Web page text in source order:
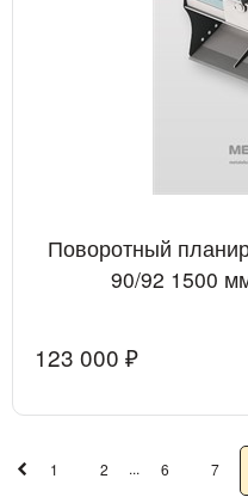
Поворотный
90/92 1500
123 000 ₽
1 2 ... 6 7